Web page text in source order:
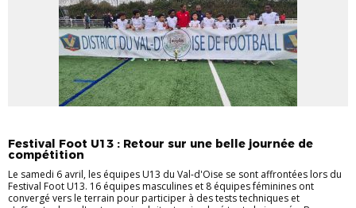
Festival Foot U13 : Retour sur une belle journée de
compétition
Le samedi 6 avril, les équipes U13 du Val-d'Oise se sont affrontées lors du
Festival Foot U13. 16 équipes masculines et 8 équipes féminines ont
convergé vers le terrain pour participer à des tests techniques et